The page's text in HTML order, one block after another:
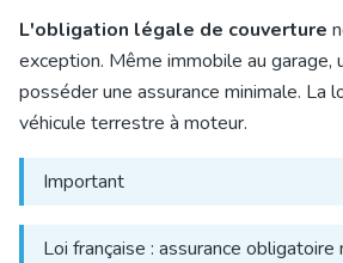
L'obligation légale de couverture
exception. Même immobile au garage,
posséder une assurance minimale. La
véhicule terrestre à moteur.
Important
Loi française : assurance